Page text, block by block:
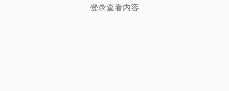
登录查看内容